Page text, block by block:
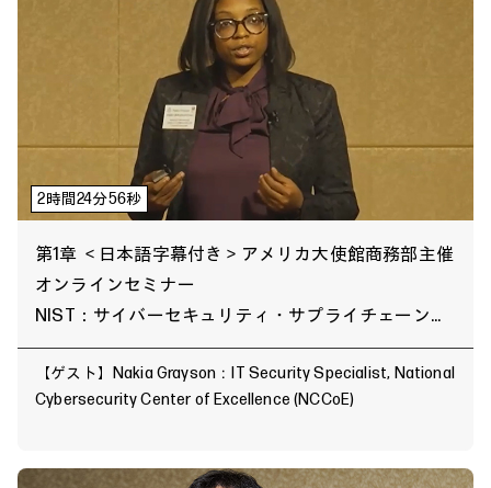
2時間24分56秒
第1章 ＜日本語字幕付き＞アメリカ大使館商務部主催
オンラインセミナー
NIST：サイバーセキュリティ・サプライチェーン・
リスク管理について
【ゲスト】Nakia Grayson：IT Security Specialist, National
Cybersecurity Center of Excellence (NCCoE)